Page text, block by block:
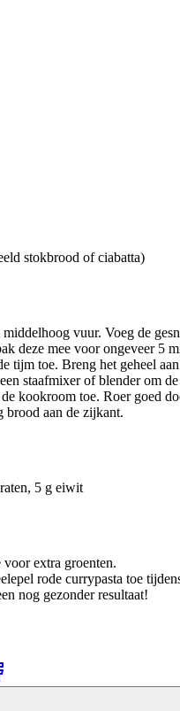
stokbrood of ciabatta)
vuur. Voeg de
deze mee voor ongeveer 5
tijm toe. Breng het geheel
staafmixer of blender om
kookroom toe. Roer goed
brood aan de zijkant.
5 g eiwit
extra groenten.
rode currypasta toe
nog gezonder resultaat!